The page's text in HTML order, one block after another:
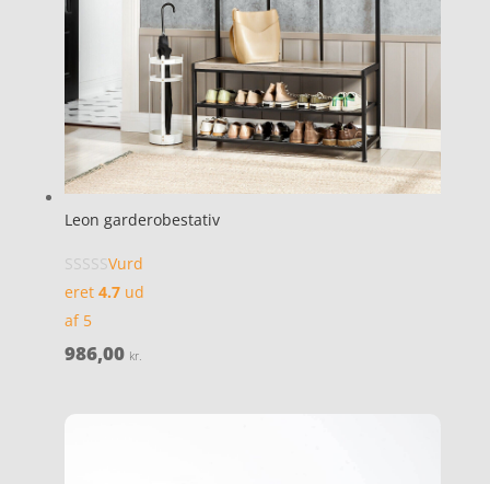
Leon garderobestativ
Vurd
eret 4.7ud
af 5
986,00 kr.